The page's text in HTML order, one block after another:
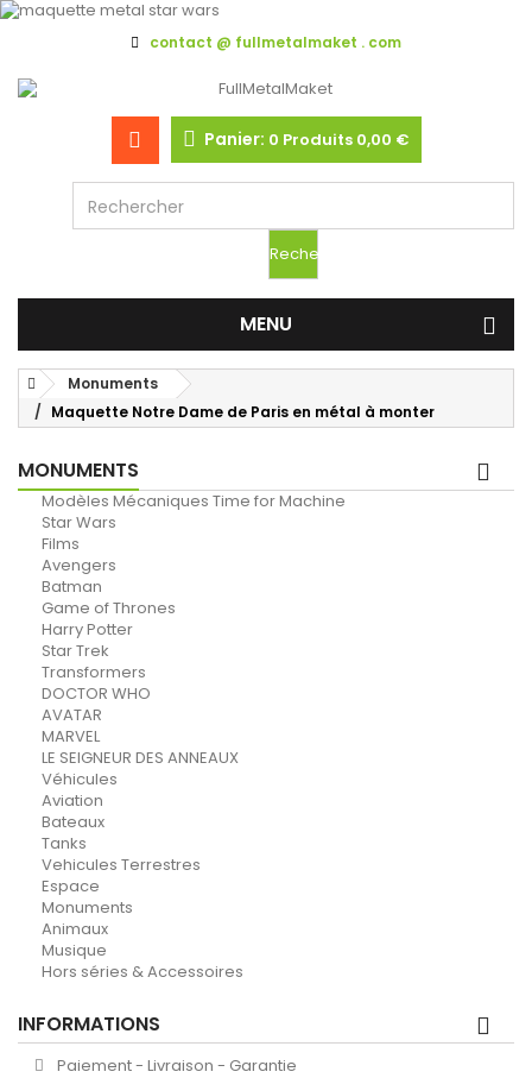
contact @ fullmetalmaket . com
Panier: 0 Produits 0,00 €
Rechercher
MENU
Monuments
Maquette Notre Dame de Paris en métal à monter
MONUMENTS
Modèles Mécaniques Time for Machine
Star Wars
Films
Avengers
Batman
Game of Thrones
Harry Potter
Star Trek
Transformers
DOCTOR WHO
AVATAR
MARVEL
LE SEIGNEUR DES ANNEAUX
Véhicules
Aviation
Bateaux
Tanks
Vehicules Terrestres
Espace
Monuments
Animaux
Musique
Hors séries & Accessoires
INFORMATIONS
Paiement - Livraison - Garantie